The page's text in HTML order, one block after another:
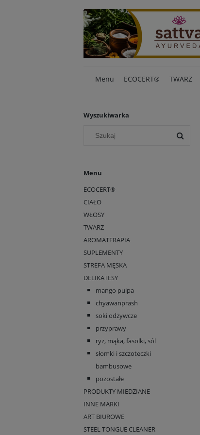
Menu ECOCERT® TWARZ
Wyszukiwarka
Menu
ECOCERT®
CIAŁO
WŁOSY
TWARZ
AROMATERAPIA
SUPLEMENTY
STREFA MĘSKA
DELIKATESY
mango pulpa
chyawanprash
soki odżywcze
przyprawy
ryż, mąka, fasolki, sól
słomki i szczoteczki
bambusowe
pozostałe
PRODUKTY MIEDZIANE
INNE MARKI
ART BIUROWE
STEEL TONGUE CLEANER